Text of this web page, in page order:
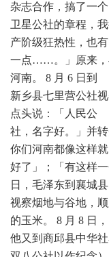
杂志合作，搞了一个
卫星公社的章程，
产阶级狂热性，也有
一点……。」原来，
河南。 8 月 6 日到
新乡县七里营公社
点头说：「人民公
社，名字好。」并
你们河南都像这样就
好了」；「有这样
日，毛泽东到襄城县
视察烟地与谷地，
的玉米。 8 月 8 日，
他又到商邱县中华